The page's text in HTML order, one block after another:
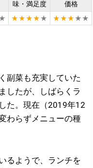
味・満足度
価格
★★★★ ★ ★★★ ★★
副菜も充実していた
したが、しばらくラ
た。現在（2019年12
わらずメニューの種
るようで、ランチを